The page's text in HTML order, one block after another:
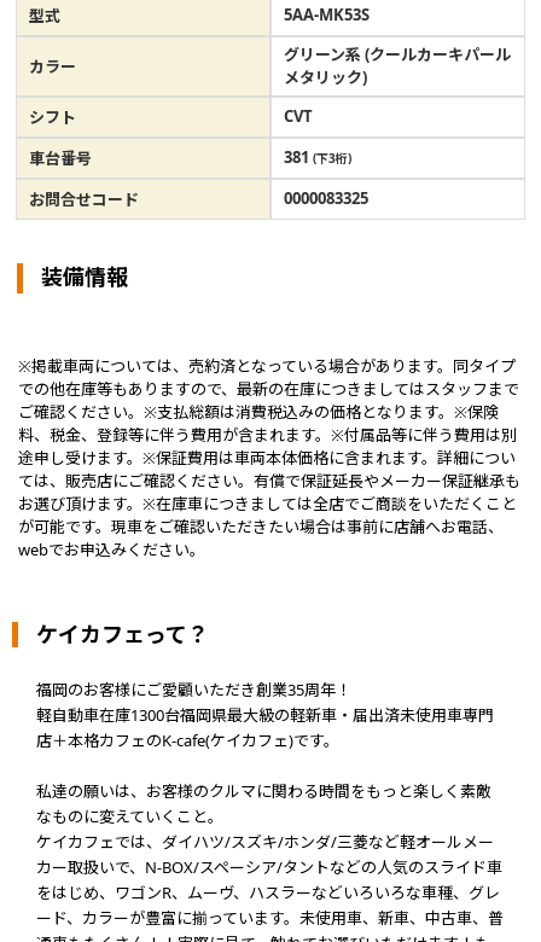
型式
5AA-MK53S
カラー
グリーン系 (クールカーキパール
メタリック)
シフト
CVT
車台番号
381 (下3桁)
お問合せコード 0000083325
装備情報
※掲載車両については、売約済となっている場合があります。同タイプ
での他在庫等もありますので、最新の在庫につきましてはスタッフまで
ご確認ください。※支払総額は消費税込みの価格となります。※保険
料、税金、登録等に伴う費用が含まれます。※付属品等に伴う費用は別
途申し受けます。※保証費用は車両本体価格に含まれます。詳細につい
ては、販売店にご確認ください。有償で保証延長やメーカー保証継承も
お選び頂けます。※在庫車につきましては全店でご商談をいただくこと
が可能です。現車をご確認いただきたい場合は事前に店舗へお電話、
webでお申込みください。
ケイカフェって？
福岡のお客様にご愛顧いただき創業35周年！
軽自動車在庫1300台福岡県最大級の軽新車・届出済未使用車専門
店＋本格カフェのK-cafe(ケイカフェ)です。
私達の願いは、お客様のクルマに関わる時間をもっと楽しく素敵
なものに変えていくこと。
ケイカフェでは、ダイハツ/スズキ/ホンダ/三菱など軽オールメー
カー取扱いで、N-BOX/スペーシア/タントなどの人気のスライド車
をはじめ、ワゴンR、ムーヴ、ハスラーなどいろいろな車種、グレ
ード、カラーが豊富に揃っています。未使用車、新車、中古車、普